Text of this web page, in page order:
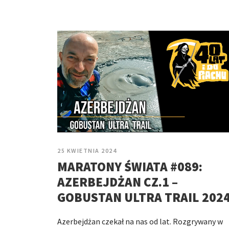
25 KWIETNIA 2024
MARATONY ŚWIATA #089:
AZERBEJDŻAN CZ.1 –
GOBUSTAN ULTRA TRAIL
Azerbejdżan czekał na nas od lat. Rozgrywany w